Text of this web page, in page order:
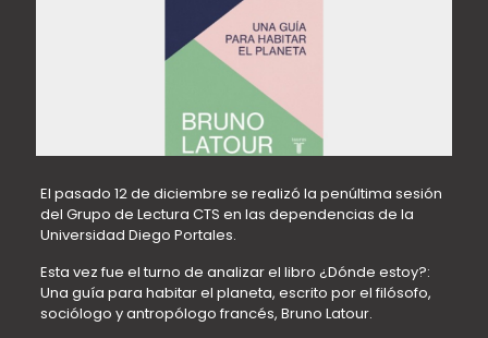
El pasado 12 de diciembre se realizó la penúltima sesión
del Grupo de Lectura CTS en las dependencias de la
Universidad Diego Portales.
Esta vez fue el turno de analizar el libro ¿Dónde estoy?:
Una guía para habitar el planeta, escrito por el filósofo,
sociólogo y antropólogo francés, Bruno Latour.